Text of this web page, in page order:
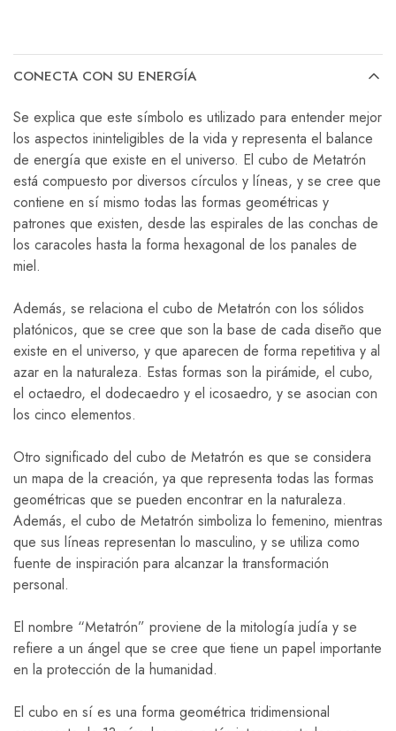
CONECTA CON SU ENERGÍA
Se explica que este símbolo es utilizado para entender mejor
los aspectos ininteligibles de la vida y representa el balance
de energía que existe en el universo. El cubo de Metatrón
está compuesto por diversos círculos y líneas, y se cree que
contiene en sí mismo todas las formas geométricas y
patrones que existen, desde las espirales de las conchas de
los caracoles hasta la forma hexagonal de los panales de
miel.
Además, se relaciona el cubo de Metatrón con los sólidos
platónicos, que se cree que son la base de cada diseño que
existe en el universo, y que aparecen de forma repetitiva y al
azar en la naturaleza. Estas formas son la pirámide, el cubo,
el octaedro, el dodecaedro y el icosaedro, y se asocian con
los cinco elementos.
Otro significado del cubo de Metatrón es que se considera
un mapa de la creación, ya que representa todas las formas
geométricas que se pueden encontrar en la naturaleza.
Además, el cubo de Metatrón simboliza lo femenino, mientras
que sus líneas representan lo masculino, y se utiliza como
fuente de inspiración para alcanzar la transformación
personal.
El nombre “Metatrón” proviene de la mitología judía y se
refiere a un ángel que se cree que tiene un papel importante
en la protección de la humanidad.
El cubo en sí es una forma geométrica tridimensional